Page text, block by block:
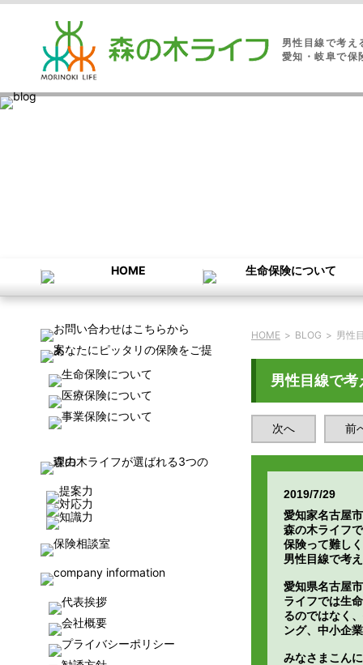
男性目線で考
愛知・岐阜で保
HOME > BLOG > 男性
男性目線で
次へ 前
2019/7/29
愛知家名古屋
森の木ライフ
保険って難し
男性目線で考
愛知県名古屋
ライフでは生
るのではなく
ング、中小企
みなさまこん